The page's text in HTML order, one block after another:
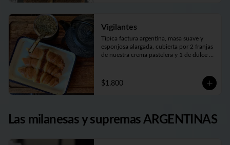
Vigilantes
Típica factura argentina, masa suave y
esponjosa alargada, cubierta por 2 franjas
de nuestra crema pastelera y 1 de dulce
$1.800
Las milanesas y supremas ARGENTINAS